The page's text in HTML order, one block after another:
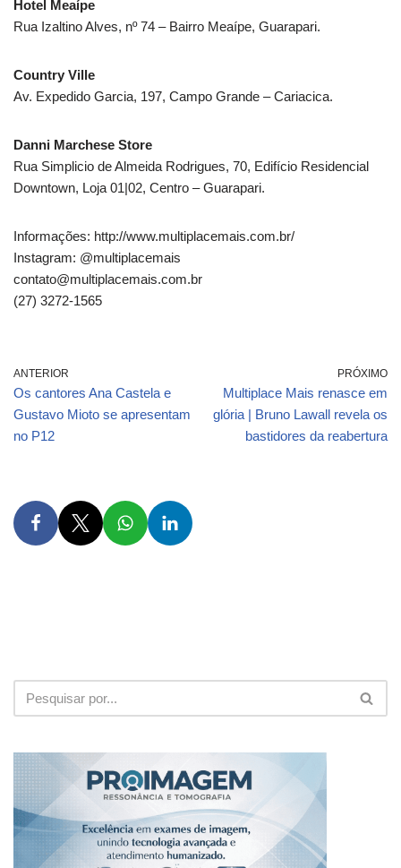
Hotel Meaípe
Rua Izaltino Alves, nº 74 – Bairro Meaípe, Guarapari.
Country Ville
Av. Expedido Garcia, 197, Campo Grande – Cariacica.
Danni Marchese Store
Rua Simplicio de Almeida Rodrigues, 70, Edifício Residencial
Downtown, Loja 01|02, Centro – Guarapari.
Informações: http://www.multiplacemais.com.br/
Instagram: @multiplacemais
contato@multiplacemais.com.br
(27) 3272-1565
ANTERIOR
Os cantores Ana Castela e
Gustavo Mioto se apresentam
no P12
PRÓXIMO
Multiplace Mais renasce em
glória | Bruno Lawall revela os
bastidores da reabertura